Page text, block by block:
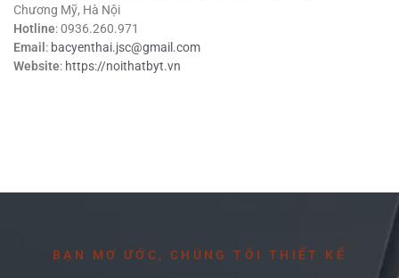
Chương Mỹ, Hà Nội
Hotline: 0936.260.971
Email : bacyenthai.jsc@gmail.com
Website: https://noithatbyt.vn
BẠN MƠ ƯỚC, CHÚNG TÔI THIẾT KẾ